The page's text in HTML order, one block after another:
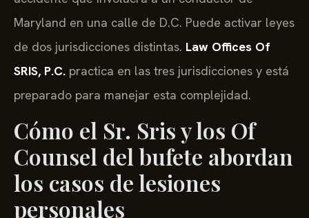
Maryland en una calle de D.C. Puede activar leyes
de dos jurisdicciones distintas. Law Offices Of
SRIS, P.C. practica en las tres jurisdicciones y está
preparado para manejar esta complejidad.
Cómo el Sr. Sris y los Of
Counsel del bufete abordan
los casos de lesiones
personales